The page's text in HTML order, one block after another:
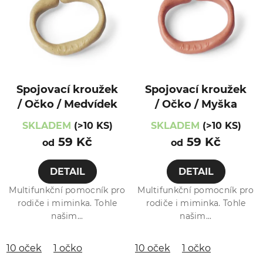
Spojovací kroužek
/ Očko / Medvídek
SKLADEM (>10 KS)
od 59 Kč
DETAIL
Multifunkční pomocník pro
rodiče i miminka. Tohle
našim...
10 oček 1 očko
Spojovací kroužek
/ Očko / Myška
SKLADEM (>10 KS)
od 59 Kč
DETAIL
Multifunkční pomocník pro
rodiče i miminka. Tohle
našim...
10 oček 1 očko